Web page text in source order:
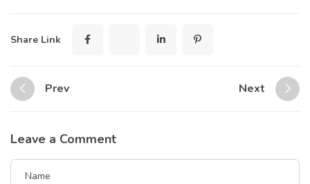
Share Link
Prev Next
Leave a Comment